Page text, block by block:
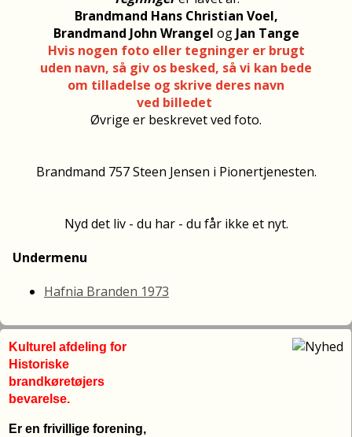
Brandmand Hans Christian Voel,
Brandmand John Wrangel og Jan Tange
Hvis nogen foto eller tegninger er brugt
uden navn, så giv os besked, så vi kan bede
om tilladelse og skrive deres navn
ved billedet
Øvrige er beskrevet ved foto.
Brandmand 757 Steen Jensen i Pionertjenesten.
Nyd det liv - du har - du får ikke et nyt.
Undermenu
Hafnia Branden 1973
Kulturel afdeling for
Historiske
brandkøretøjers
bevarelse.
Er en frivillige forening,